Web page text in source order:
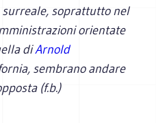
soprattutto nel
orientate
diArnold
sembrano andare
(f.b.)